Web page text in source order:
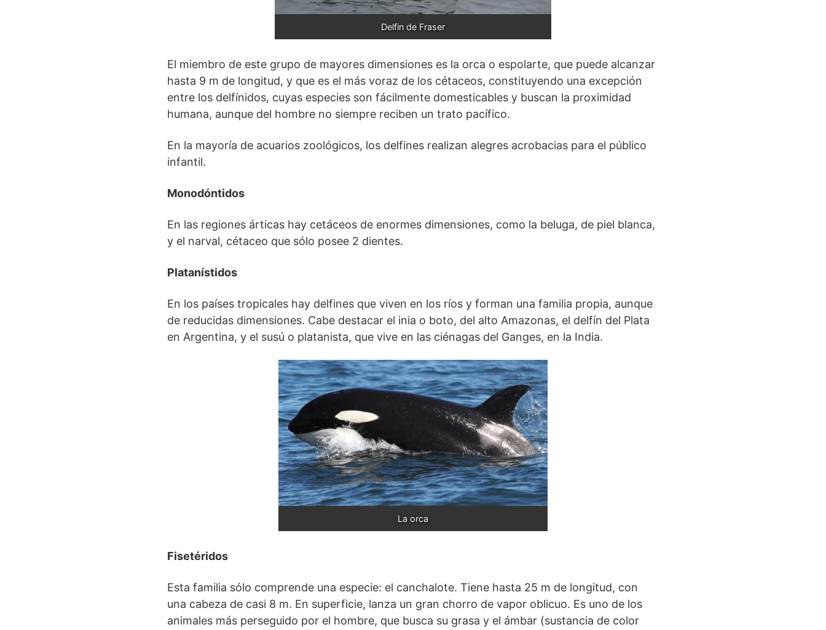
Delfin de Fraser
El miembro de este grupo de mayores dimensiones es la orca o espolarte, que puede alcanzar
hasta 9 m de longitud, y que es el más voraz de los cétaceos, constituyendo una excepción
entre los delfínidos, cuyas especies son fácilmente domesticables y buscan la proximidad
humana, aunque del hombre no siempre reciben un trato pacífico.
En la mayoría de acuarios zoológicos, los delfines realizan alegres acrobacias para el público
infantil.
Monodóntidos
En las regiones árticas hay cetáceos de enormes dimensiones, como la beluga, de piel blanca,
y el narval, cétaceo que sólo posee 2 dientes.
Platanístidos
En los países tropicales hay delfines que viven en los ríos y forman una familia propia, aunque
de reducidas dimensiones. Cabe destacar el inia o boto, del alto Amazonas, el delfín del Plata
en Argentina, y el susú o platanista, que vive en las ciénagas del Ganges, en la India.
La orca
Fisetéridos
Esta familia sólo comprende una especie: el canchalote. Tiene hasta 25 m de longitud, con
una cabeza de casi 8 m. En superficie, lanza un gran chorro de vapor oblicuo. Es uno de los
animales más perseguido por el hombre, que busca su grasa y el ámbar (sustancia de color